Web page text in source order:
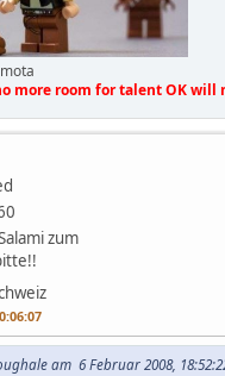
more room for talent OK will
zum
am 6 Februar 2008,